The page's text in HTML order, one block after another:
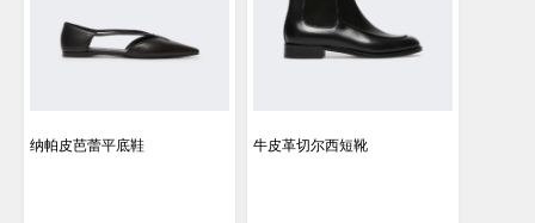
纳帕皮芭蕾平底鞋 牛皮革切尔西短靴